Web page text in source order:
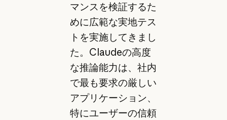
マンスを検証するた
めに広範な実地テス
トを実施してきまし
た。Claudeの高度
な推論能力は、社内
で最も要求の厳しい
アプリケーション、
特にユーザーの信頼